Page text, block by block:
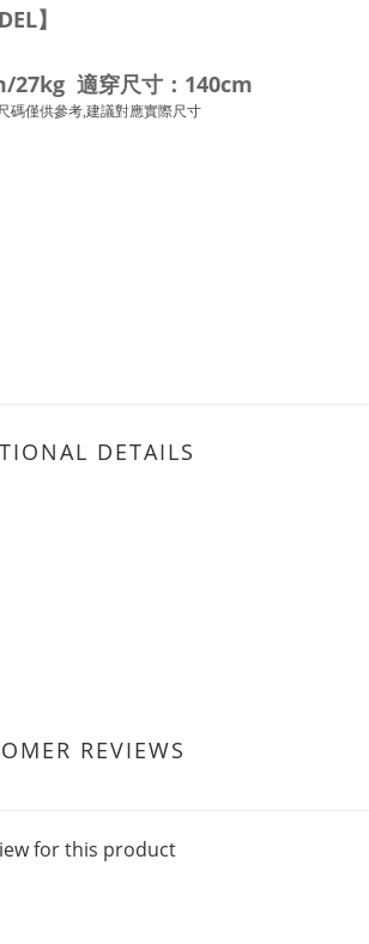
】
27kg 適穿尺寸：140cm
碼僅供參考,建議對應實際尺寸
DETAILS
REVIEWS
for this product